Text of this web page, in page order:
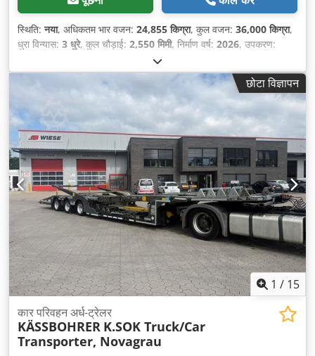
स्थिति:नया, अधिकतम भार वजन: 24,855 किग्रा, कुल वजन: 36,000 किग्रा,
धुरा विन्यास: 3 धुरे, कुल चौड़ाई: 2,550 मिमी, निर्माण वर्ष: 2026, उपकरण:
छोटा विज्ञापन
1 / 15
कार परिवहन अर्ध-ट्रेलर
KÄSSBOHRER K.SOK Truck/Car
Transporter, Novagrau